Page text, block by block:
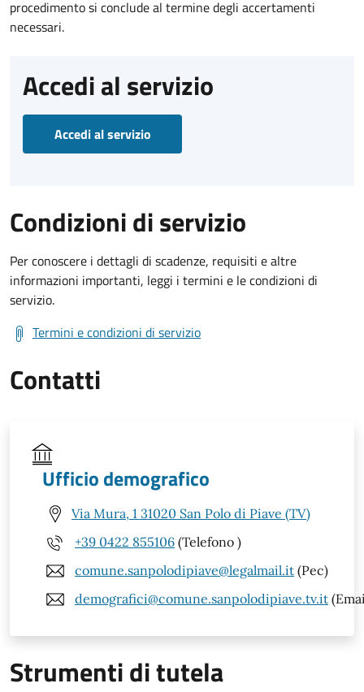
procedimento si conclude al termine degli accertamenti
necessari.
Accedi al servizio
Accedi al servizio
Condizioni di servizio
Per conoscere i dettagli di scadenze, requisiti e altre
informazioni importanti, leggi i termini e le condizioni di
servizio.
Termini e condizioni di servizio
Contatti
Ufficio demografico
Via Mura, 1 31020 San Polo di Piave (TV)
+39 0422 855106 (Telefono )
comune.sanpolodipiave@legalmail.it (Pec)
demografici@comune.sanpolodipiave.tv.it
Strumenti di tutela